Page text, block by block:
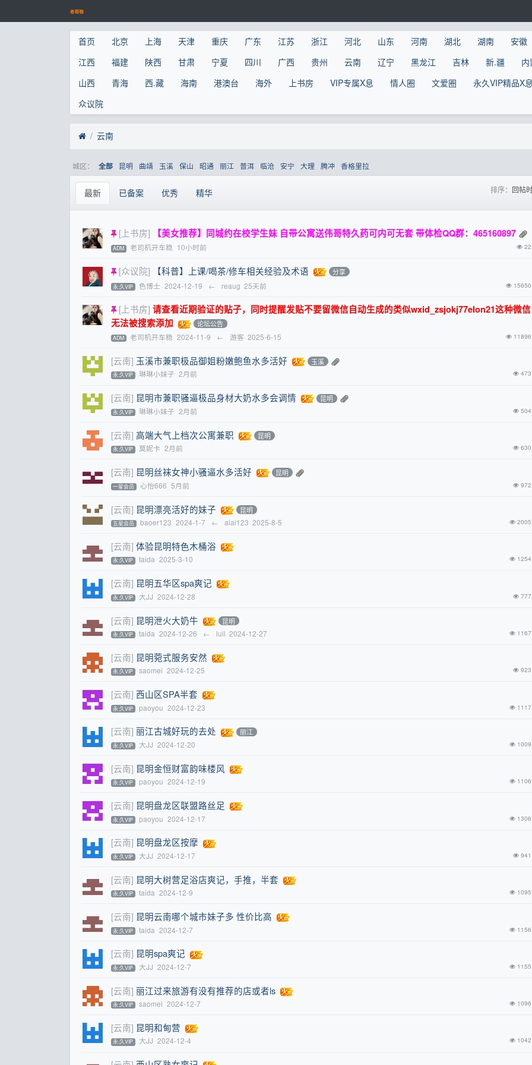
首页 北京 上海 天津 重庆 广东 江苏 浙江 河北 山东 河南 湖北 湖南
安徽
江西
福建 陕西 甘肃 宁夏 四川 广西 贵州 云南 辽宁 黑龙江 吉林 新.疆
山西
青海 西.藏 海南 港澳台 海外 上书房 VIP专属X息 情人圈 文爱圈
永久VIP精品X息
众议院
云南
城区： 全部 昆明 曲靖 玉溪 保山 昭通 丽江 普洱 临沧 安宁 大理 腾冲 香格里拉
最新 已备案 优秀 精华 排序： 回帖
[上书房] 【美女推荐】同城约在校学生妹 自带公寓送伟哥特久药可内可无套 带体检QQ群：465160897
ADM 老司机开车稳 10小时前 22
[众议院] 【科普】上课/喝茶/修车相关经验及术语 分享
永.久VIP 色博士 2024-12-19 ← reaug 25天前 15650
[上书房] 请查看近期验证的贴子，同时提醒发贴不要留微信自动生成的类似wxid_zsjokj77elon21这种微信
无法被搜索添加
论坛公告
ADM 老司机开车稳 2024-11-9 ← 游客 2025-6-15 11896
[云南] 玉溪市兼职极品御姐粉嫩鲍鱼水多活好 玉溪
永.久VIP 琳琳小妹子 2月前 473
[云南] 昆明市兼职骚逼极品身材大奶水多会调情 昆明
永.久VIP 琳琳小妹子 2月前 504
[云南] 高端大气上档次公寓兼职 昆明
永.久VIP 莫妮卡 2月前 630
[云南] 昆明丝袜女神小骚逼水多活好 昆明
一星会员 心怡666 5月前 972
[云南] 昆明漂亮活好的妹子 昆明
五星会员 baoer123 2024-1-7 ← aiai123 2025-8-5 2005
[云南] 体验昆明特色木桶浴
永.久VIP taida 2025-3-10 1254
[云南] 昆明五华区spa爽记
永.久VIP 大JJ 2024-12-28 777
[云南] 昆明泄火大奶牛 昆明
永.久VIP taida 2024-12-26 ← lull 2024-12-27 1167
[云南] 昆明菀式服务安然
永.久VIP saomei 2024-12-25 923
[云南] 西山区SPA半套
永.久VIP paoyou 2024-12-23 1117
[云南] 丽江古城好玩的去处 丽江
永.久VIP 大JJ 2024-12-20 1009
[云南] 昆明金恒财富韵味楼风
永.久VIP paoyou 2024-12-19 1106
[云南] 昆明盘龙区联盟路丝足
永.久VIP paoyou 2024-12-17 1306
[云南] 昆明盘龙区按摩
永.久VIP 大JJ 2024-12-17 941
[云南] 昆明大树营足浴店爽记，手推，半套
永.久VIP taida 2024-12-9 1095
[云南] 昆明云南哪个城市妹子多 性价比高
永.久VIP taida 2024-12-7 1156
[云南] 昆明spa爽记
永.久VIP 大JJ 2024-12-7 1155
[云南] 丽江过来旅游有没有推荐的店或者ls
永.久VIP saomei 2024-12-7 1096
[云南] 昆明和甸营
永.久VIP 大JJ 2024-12-4 1042